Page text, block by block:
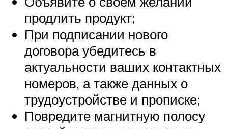
продлить продукт;
При подписании нового
договора убедитесь в
актуальности ваших контактных
номеров, а также данных о
трудоустройстве и прописке;
Повредите магнитную полосу